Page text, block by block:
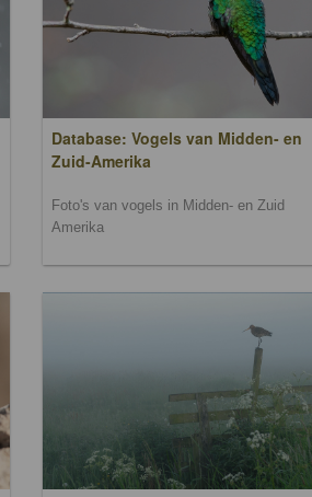
Database: Vogels van Midden- en
Zuid-Amerika
Foto's van vogels in Midden- en Zuid
Amerika